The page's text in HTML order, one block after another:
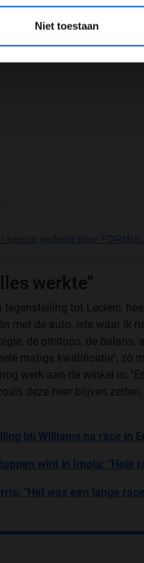
Niet toestaan
bekijken
bericht gedeeld door
werkte''
tegenstelling tot Leclerc,
met de auto, iets waar ik
de pitstops, de balans,
matige kwalificatie'', zo
werk aan de winkel is:
deze neer blijven
bij Williams na race in
wint in Imola: "Hele
"Het was een lange
*Raadpleeg ons